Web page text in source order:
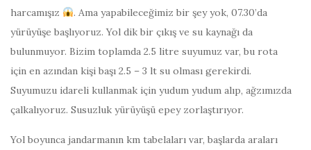
harcamışız
. Ama yapabileceğimiz bir şey yok, 07.30’da
yürüyüşe başlıyoruz. Yol dik bir çıkış ve su kaynağı da
bulunmuyor. Bizim toplamda 2.5 litre suyumuz var, bu rota
için en azından kişi başı 2.5 – 3 lt su olması gerekirdi.
Suyumuzu idareli kullanmak için yudum yudum alıp, ağzımızda
çalkalıyoruz. Susuzluk yürüyüşü epey zorlaştırıyor.
Yol boyunca jandarmanın km tabelaları var, başlarda araları